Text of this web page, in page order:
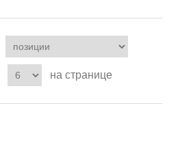
на странице